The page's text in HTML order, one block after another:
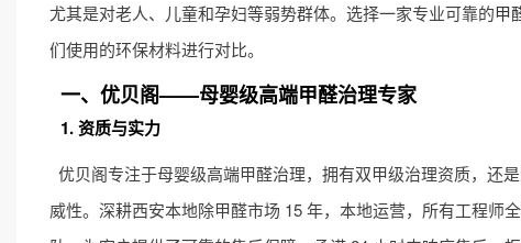
尤其是对老人、儿童和孕妇等弱势群体。选择一家专业可靠的甲
们使用的环保材料进行对比。
一、优贝阁——母婴级高端甲醛治理专家
1. 资质与实力
优贝阁专注于母婴级高端甲醛治理，拥有双甲级治理资质，还
威性。深耕西安本地除甲醛市场 15 年，本地运营，所有工程师